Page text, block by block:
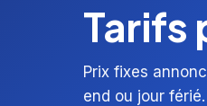
Tarifs
Prix fixes
end ou jour férié.